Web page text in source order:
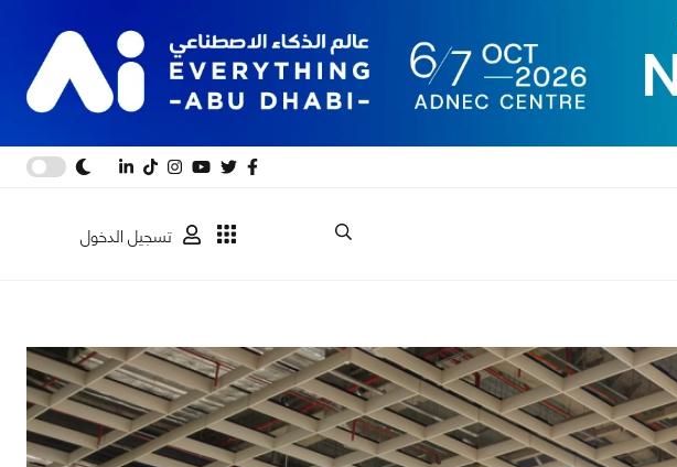
تسجيل الدخول